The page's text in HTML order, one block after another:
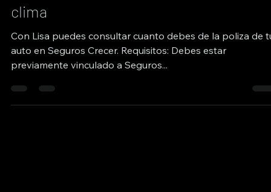
clima
Con Lisa puedes consultar cuanto debes de la poliza de
auto en Seguros Crecer. Requisitos: Debes estar
previamente vinculado a Seguros...